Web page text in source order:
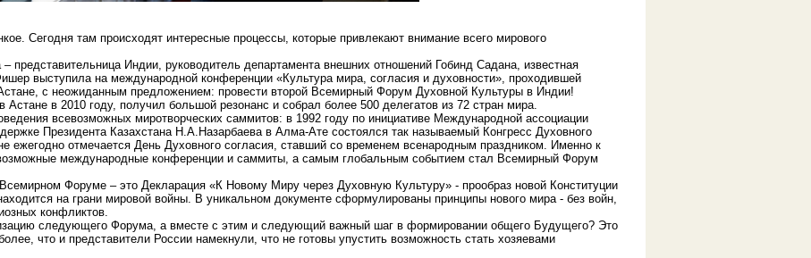
Сегодня там происходят интересные процессы, которые привлекают внимание всего мирового
представительница Индии, руководитель департамента внешних отношений Гобинд Садана, известная
выступила на международной конференции «Культура мира, согласия и духовности», проходившей
с неожиданным предложением: провести второй Всемирный Форум Духовной Культуры в Индии!
Астане в 2010 году, получил большой резонанс и собрал более 500 делегатов из 72 стран мира.
всевозможных миротворческих саммитов: в 1992 году по инициативе Международной ассоциации
Президента Казахстана Н.А.Назарбаева в Алма-Ате состоялся так называемый Конгресс Духовного
ежегодно отмечается День Духовного согласия, ставший со временем всенародным праздником. Именно к
международные конференции и саммиты, а самым глобальным событием стал Всемирный Форум
Форуме – это Декларация «К Новому Миру через Духовную Культуру» - прообраз новой Конституции
на грани мировой войны. В уникальном документе сформулированы принципы нового мира - без войн,
конфликтов.
следующего Форума, а вместе с этим и следующий важный шаг в формировании общего Будущего? Это
что и представители России намекнули, что не готовы упустить возможность стать хозяевами